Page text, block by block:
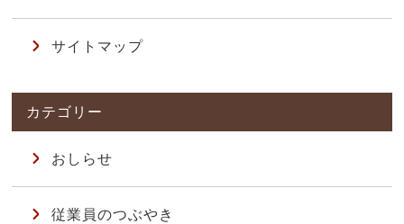
サイトマップ
おしらせ
従業員のつぶやき